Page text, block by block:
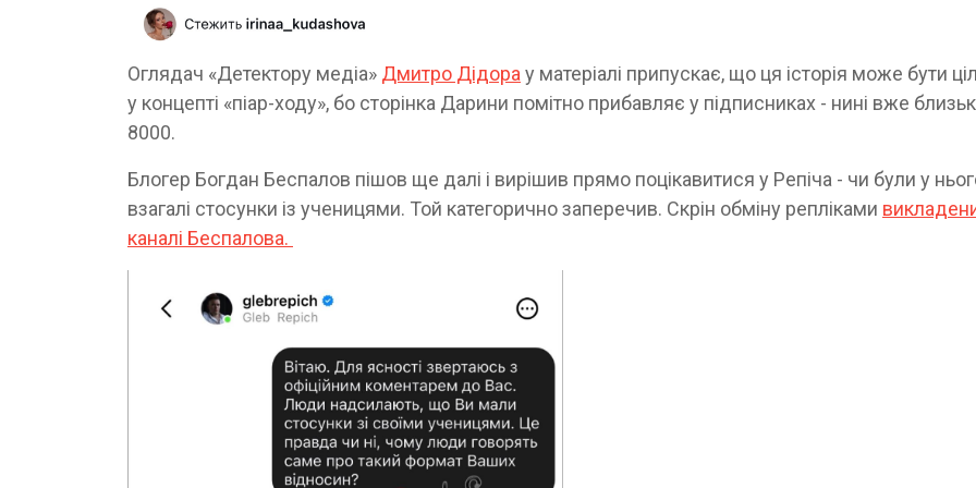
Оглядач «Детектору медіа» Дмитро Дідора у матеріалі припускає, що ця історія може бути
у концепті «піар-ходу», бо сторінка Дарини помітно прибавляє у підписниках - нині вже
8000.
Блогер Богдан Беспалов пішов ще далі і вирішив прямо поцікавитися у Репіча - чи були у
взагалі стосунки із ученицями. Той категорично заперечив. Скрін обміну репліками
каналі Беспалова.